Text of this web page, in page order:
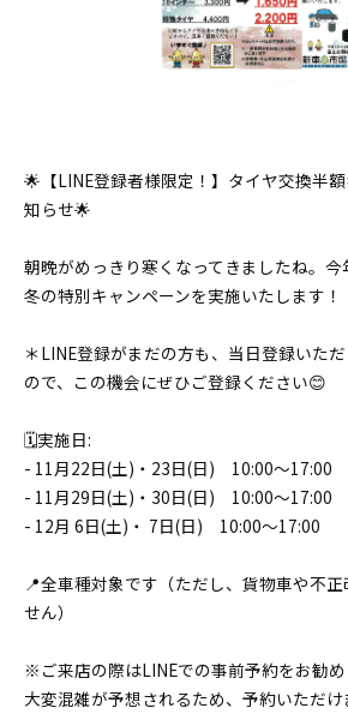
🌟【LINE登録者様限定！】タイヤ交換半
知らせ🌟
朝晩がめっきり寒くなってきましたね。
冬の特別キャンペーンを実施いたします！
＊LINE登録がまだの方も、当日登録いた
ので、この機会にぜひご登録ください😊
🗓️実施日:
- 11月22日(土)・23日(日) 10:00～17:00
- 11月29日(土)・30日(日) 10:00～17:00
- 12月 6日(土)・ 7日(日) 10:00～17:00
📍全車種対象です（ただし、貨物車や不
せん）
※ご来店の際はLINEでの事前予約をお勧
大変混雑が予想されるため、予約いただ